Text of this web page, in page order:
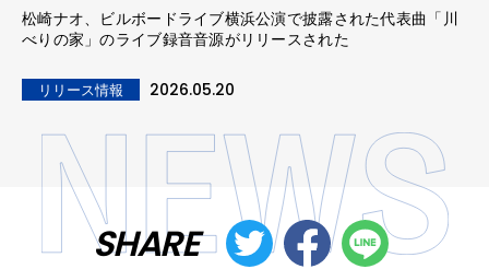
松崎ナオ、ビルボードライブ横浜公演で披露された代表曲「川
べりの家」のライブ録音音源がリリースされた
リリース情報 2026.05.20
SHARE